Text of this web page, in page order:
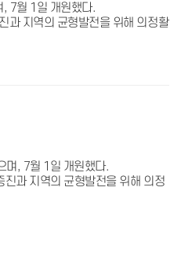
7월 1일 개원했다.
과 지역의 균형발전을 위해 의정활
며, 7월 1일 개원했다.
과 지역의 균형발전을 위해 의정